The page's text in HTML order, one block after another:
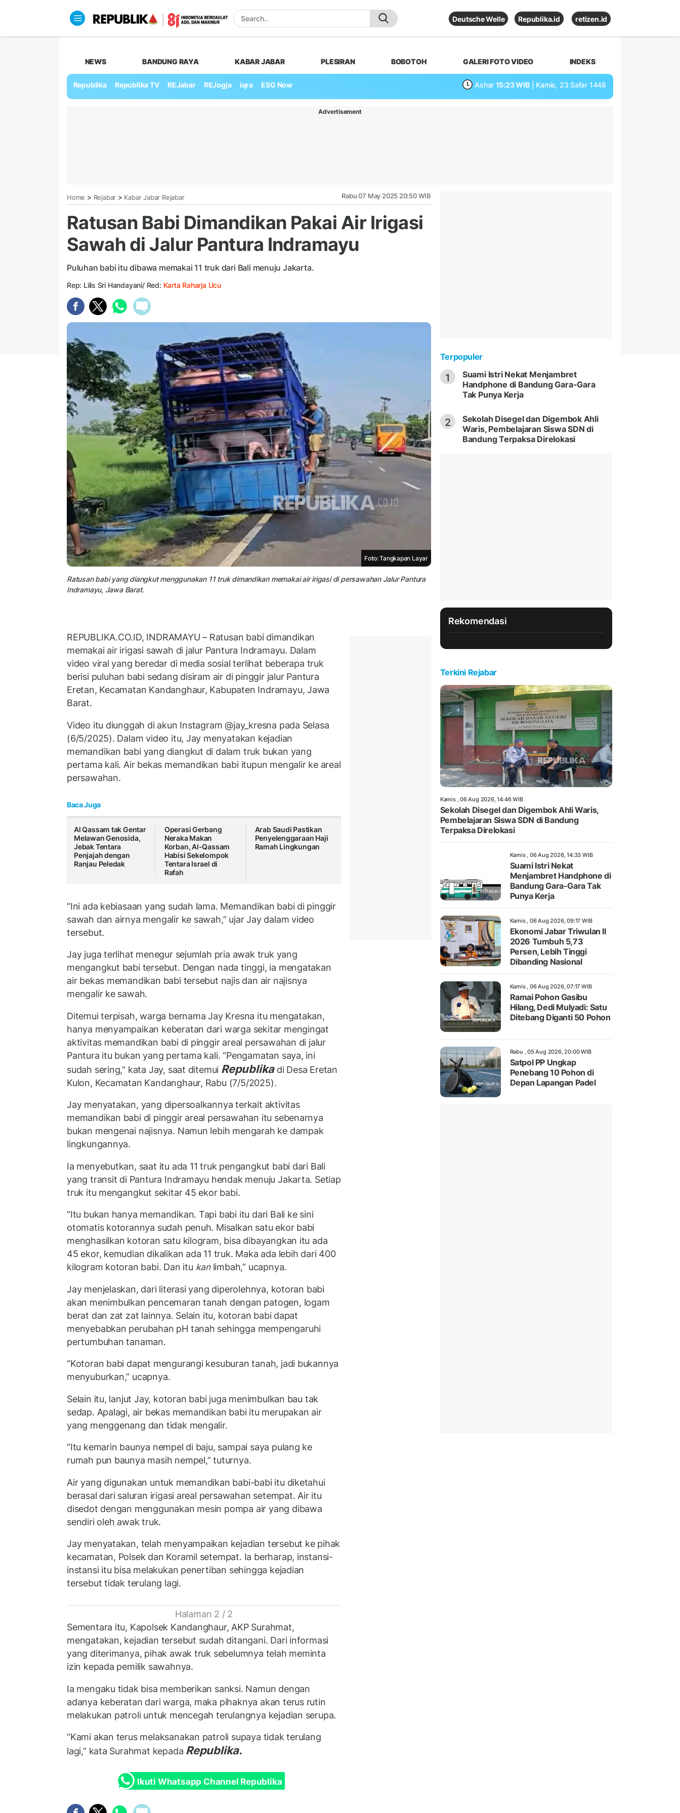
Deutsche Welle Republika.id retizen.id
NEWS BANDUNG RAYA KABAR JABAR PLESIRAN BOBOTOH GALERI FOTO VIDEO INDEKS
Republika Republika TV REJabar REJogja iqra ESG Now Ashar 15:23 WIB | Kamis, 23 Safar 1448
Advertisement
Home > Rejabar > Kabar Jabar Rejabar Rabu 07 May 2025 20:50 WIB
Ratusan Babi Dimandikan Pakai Air Irigasi
Sawah di Jalur Pantura Indramayu
Puluhan babi itu dibawa memakai 11 truk dari Bali menuju Jakarta.
Rep: Lilis Sri Handayani/ Red: Karta Raharja Ucu
Foto: Tangkapan Layar
Ratusan babi yang diangkut menggunakan 11 truk dimandikan memakai air irigasi di persawahan Jalur Pantura
Indramayu, Jawa Barat.
REPUBLIKA.CO.ID, INDRAMAYU – Ratusan babi dimandikan
memakai air irigasi sawah di jalur Pantura Indramayu. Dalam
video viral yang beredar di media sosial terlihat beberapa truk
berisi puluhan babi sedang disiram air di pinggir jalur Pantura
Eretan, Kecamatan Kandanghaur, Kabupaten Indramayu, Jawa
Barat.
Video itu diunggah di akun Instagram @jay_kresna pada Selasa
(6/5/2025). Dalam video itu, Jay menyatakan kejadian
memandikan babi yang diangkut di dalam truk bukan yang
pertama kali. Air bekas memandikan babi itupun mengalir ke areal
persawahan.
Baca Juga
Al Qassam tak Gentar
Melawan Genosida,
Jebak Tentara
Penjajah dengan
Ranjau Peledak
Operasi Gerbang
Neraka Makan
Korban, Al-Qassam
Habisi Sekelompok
Tentara Israel di
Rafah
Arab Saudi Pastikan
Penyelenggaraan Haji
Ramah Lingkungan
“Ini ada kebiasaan yang sudah lama. Memandikan babi di pinggir
sawah dan airnya mengalir ke sawah,” ujar Jay dalam video
tersebut.
Jay juga terlihat menegur sejumlah pria awak truk yang
mengangkut babi tersebut. Dengan nada tinggi, ia mengatakan
air bekas memandikan babi tersebut najis dan air najisnya
mengalir ke sawah.
Ditemui terpisah, warga bernama Jay Kresna itu mengatakan,
hanya menyampaikan keberatan dari warga sekitar mengingat
aktivitas memandikan babi di pinggir areal persawahan di jalur
Pantura itu bukan yang pertama kali. “Pengamatan saya, ini
sudah sering,” kata Jay, saat ditemui Republika di Desa Eretan
Kulon, Kecamatan Kandanghaur, Rabu (7/5/2025).
Jay menyatakan, yang dipersoalkannya terkait aktivitas
memandikan babi di pinggir areal persawahan itu sebenarnya
bukan mengenai najisnya. Namun lebih mengarah ke dampak
lingkungannya.
Ia menyebutkan, saat itu ada 11 truk pengangkut babi dari Bali
yang transit di Pantura Indramayu hendak menuju Jakarta. Setiap
truk itu mengangkut sekitar 45 ekor babi.
“Itu bukan hanya memandikan. Tapi babi itu dari Bali ke sini
otomatis kotorannya sudah penuh. Misalkan satu ekor babi
menghasilkan kotoran satu kilogram, bisa dibayangkan itu ada
45 ekor, kemudian dikalikan ada 11 truk. Maka ada lebih dari 400
kilogram kotoran babi. Dan itu kanlimbah,” ucapnya.
Jay menjelaskan, dari literasi yang diperolehnya, kotoran babi
akan menimbulkan pencemaran tanah dengan patogen, logam
berat dan zat zat lainnya. Selain itu, kotoran babi dapat
menyebabkan perubahan pH tanah sehingga mempengaruhi
pertumbuhan tanaman.
“Kotoran babi dapat mengurangi kesuburan tanah, jadi bukannya
menyuburkan,” ucapnya.
Selain itu, lanjut Jay, kotoran babi juga menimbulkan bau tak
sedap. Apalagi, air bekas memandikan babi itu merupakan air
yang menggenang dan tidak mengalir.
“Itu kemarin baunya nempel di baju, sampai saya pulang ke
rumah pun baunya masih nempel,” tuturnya.
Air yang digunakan untuk memandikan babi-babi itu diketahui
berasal dari saluran irigasi areal persawahan setempat. Air itu
disedot dengan menggunakan mesin pompa air yang dibawa
sendiri oleh awak truk.
Jay menyatakan, telah menyampaikan kejadian tersebut ke pihak
kecamatan, Polsek dan Koramil setempat. Ia berharap, instansi-
instansi itu bisa melakukan penertiban sehingga kejadian
tersebut tidak terulang lagi.
Halaman 2 / 2
Sementara itu, Kapolsek Kandanghaur, AKP Surahmat,
mengatakan, kejadian tersebut sudah ditangani. Dari informasi
yang diterimanya, pihak awak truk sebelumnya telah meminta
izin kepada pemilik sawahnya.
Ia mengaku tidak bisa memberikan sanksi. Namun dengan
adanya keberatan dari warga, maka pihaknya akan terus rutin
melakukan patroli untuk mencegah terulangnya kejadian serupa.
“Kami akan terus melaksanakan patroli supaya tidak terulang
lagi,” kata Surahmat kepada Republika.
Ikuti Whatsapp Channel Republika
Terpopuler
1
Suami Istri Nekat Menjambret
Handphone di Bandung Gara-Gara
Tak Punya Kerja
2
Sekolah Disegel dan Digembok Ahli
Waris, Pembelajaran Siswa SDN di
Bandung Terpaksa Direlokasi
Rekomendasi
Terkini Rejabar
Kamis , 06 Aug 2026, 14:46 WIB
Sekolah Disegel dan Digembok Ahli Waris,
Pembelajaran Siswa SDN di Bandung
Terpaksa Direlokasi
Kamis , 06 Aug 2026, 14:33 WIB
Suami Istri Nekat
Menjambret Handphone di
Bandung Gara-Gara Tak
Punya Kerja
Kamis , 06 Aug 2026, 09:17 WIB
Ekonomi Jabar Triwulan II
2026 Tumbuh 5,73
Persen, Lebih Tinggi
Dibanding Nasional
Kamis , 06 Aug 2026, 07:17 WIB
Ramai Pohon Gasibu
Hilang, Dedi Mulyadi: Satu
Ditebang Diganti 50 Pohon
Rabu , 05 Aug 2026, 20:00 WIB
Satpol PP Ungkap
Penebang 10 Pohon di
Depan Lapangan Padel